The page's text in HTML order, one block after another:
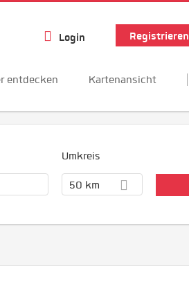
Login Registrieren
entdecken Kartenansicht
Umkreis
50 km